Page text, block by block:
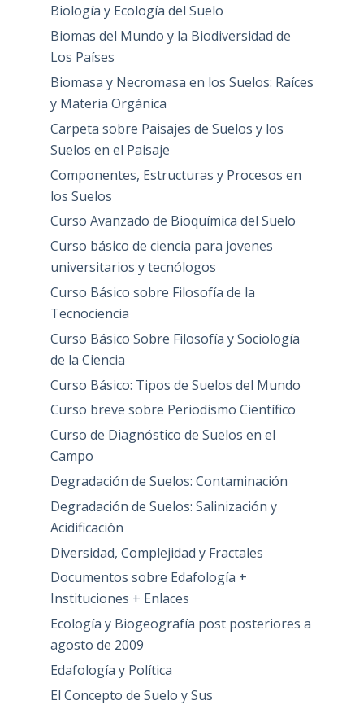
Biología y Ecología del Suelo
Biomas del Mundo y la Biodiversidad de
Los Países
Biomasa y Necromasa en los Suelos: Raíces
y Materia Orgánica
Carpeta sobre Paisajes de Suelos y los
Suelos en el Paisaje
Componentes, Estructuras y Procesos en
los Suelos
Curso Avanzado de Bioquímica del Suelo
Curso básico de ciencia para jovenes
universitarios y tecnólogos
Curso Básico sobre Filosofía de la
Tecnociencia
Curso Básico Sobre Filosofía y Sociología
de la Ciencia
Curso Básico: Tipos de Suelos del Mundo
Curso breve sobre Periodismo Científico
Curso de Diagnóstico de Suelos en el
Campo
Degradación de Suelos: Contaminación
Degradación de Suelos: Salinización y
Acidificación
Diversidad, Complejidad y Fractales
Documentos sobre Edafología +
Instituciones + Enlaces
Ecología y Biogeografía post posteriores a
agosto de 2009
Edafología y Política
El Concepto de Suelo y Sus